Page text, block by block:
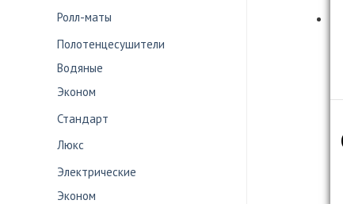
Ролл-маты
Полотенцесушители
Водяные
Эконом
Стандарт
Люкс
Электрические
Эконом